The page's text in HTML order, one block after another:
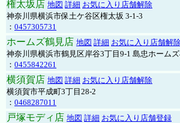
権太坂店 地図 詳細 お気に入り店舗解除
神奈川県横浜市保土ケ谷区権太坂 3-1-3
： 0457305731
ホームズ鶴見店 地図 詳細 お気に入り店舗解
神奈川県横浜市鶴見区岸谷3丁目9-1 島忠ホーム
： 0455842261
横須賀店 地図 詳細 お気に入り店舗解除
横須賀市平成町3丁目28-2
： 0468287011
戸塚モディ店 地図 詳細 お気に入り店舗登録